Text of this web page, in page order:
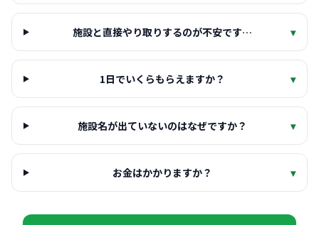
施設と直接やり取りするのが不安です… ▾
1日でいくらもらえますか？ ▾
施設名が出ていないのはなぜですか？ ▾
お金はかかりますか？ ▾